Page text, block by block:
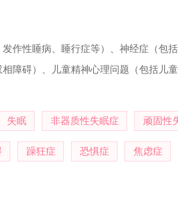
作性睡病、睡行症等）、神经症（包括
障碍）、儿童精神心理问题（包括儿
失眠 非器质性失眠症 顽固性
躁狂症 恐惧症 焦虑症